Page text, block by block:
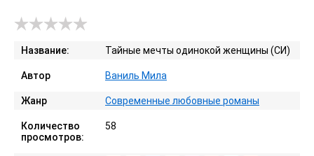
Название: Тайные мечты одинокой женщины (СИ)
Автор Ваниль Мила
Жанр Современные любовные романы
Количество
просмотров:
58